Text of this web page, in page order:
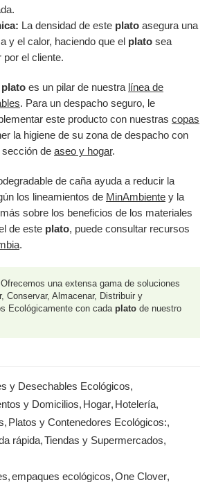
La densidad de este platoasegura una
y el calor, haciendo que el plato sea
por el cliente.
plato es un pilar de nuestra línea de
. Para un despacho seguro, le
este producto con nuestras copas
la higiene de su zona de despacho con
de aseo y hogar.
de caña ayuda a reducir la
los lineamientos de MinAmbiente y la
sobre los beneficios de los materiales
de este plato, puede consultar recursos
.
una extensa gama de soluciones
Conservar, Almacenar, Distribuir y
Ecológicamente con cada plato de nuestro
y Desechables Ecológicos,
y Domicilios, Hogar, Hotelería,
, Platos y Contenedores Ecológicos:,
rápida,Tiendas y Supermercados,
,empaques ecológicos,One Clover,